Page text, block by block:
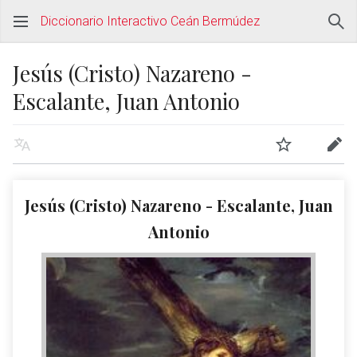
Diccionario Interactivo Ceán Bermúdez
Jesús (Cristo) Nazareno -
Escalante, Juan Antonio
Jesús (Cristo) Nazareno - Escalante, Juan
Antonio